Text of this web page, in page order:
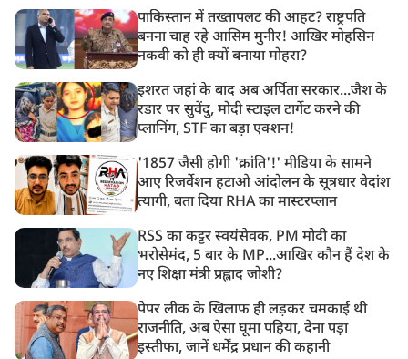
पाकिस्तान में तख्तापलट की आहट? राष्ट्रपति
बनना चाह रहे आसिम मुनीर! आखिर मोहसिन
नकवी को ही क्यों बनाया मोहरा?
इशरत जहां के बाद अब अर्पिता सरकार...जैश के
रडार पर सुवेंदु, मोदी स्टाइल टार्गेट करने की
प्लानिंग, STF का बड़ा एक्शन!
'1857 जैसी होगी 'क्रांति'!' मीडिया के सामने
आए रिजर्वेशन हटाओ आंदोलन के सूत्रधार वेदांश
त्यागी, बता दिया RHA का मास्टरप्लान
RSS का कट्टर स्वयंसेवक, PM मोदी का
भरोसेमंद, 5 बार के MP...आखिर कौन हैं देश के
नए शिक्षा मंत्री प्रह्लाद जोशी?
पेपर लीक के खिलाफ ही लड़कर चमकाई थी
राजनीति, अब ऐसा घूमा पहिया, देना पड़ा
इस्तीफा, जानें धर्मेंद्र प्रधान की कहानी